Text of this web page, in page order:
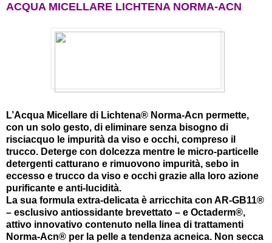
ACQUA MICELLARE LICHTENA NORMA-ACN
L’Acqua Micellare di Lichtena® Norma-Acn permette,
con un solo gesto, di eliminare senza bisogno di
risciacquo le impurità da viso e occhi, compreso il
trucco. Deterge con dolcezza mentre le micro-particelle
detergenti catturano e rimuovono impurità, sebo in
eccesso e trucco da viso e occhi grazie alla loro azione
purificante e anti-lucidità.
La sua formula extra-delicata è arricchita con AR-GB11®
– esclusivo antiossidante brevettato – e Octaderm®,
attivo innovativo contenuto nella linea di trattamenti
Norma-Acn® per la pelle a tendenza acneica. Non secca